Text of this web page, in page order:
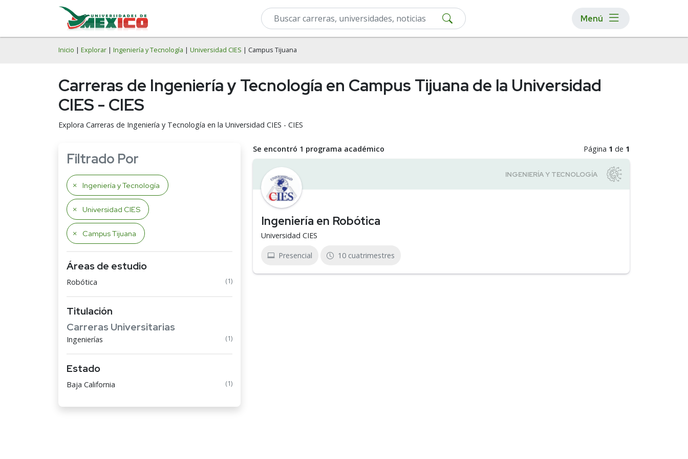
Menú
Inicio | Explorar | Ingeniería y Tecnología | Universidad CIES | Campus Tijuana
Carreras de Ingeniería y Tecnología en Campus Tijuana de la Universidad
CIES - CIES
Explora Carreras de Ingeniería y Tecnología en la Universidad CIES - CIES
Filtrado Por
Ingeniería y Tecnología
Universidad CIES
Campus Tijuana
Áreas de estudio
Robótica (1)
Titulación
Carreras Universitarias
Ingenierías (1)
Estado
Baja California (1)
Se encontró 1 programa académico Página 1 de 1
Ingeniería en Robótica
Universidad CIES
Presencial 10 cuatrimestres